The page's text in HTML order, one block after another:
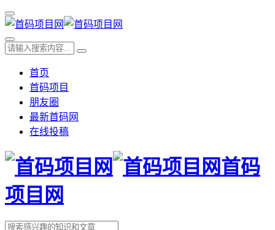
首页
首码项目
朋友圈
最新首码网
在线投稿
首码
项目网